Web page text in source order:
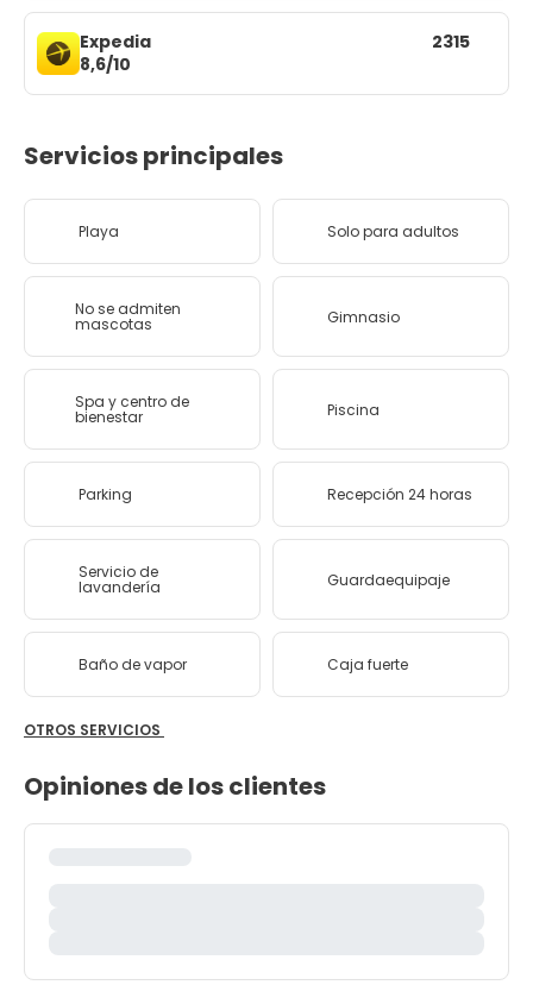
Expedia
8,6/10
2315
Servicios principales
Playa Solo para adultos
No se admiten
mascotas Gimnasio
Spa y centro de
bienestar Piscina
Parking Recepción 24 horas
Servicio de
lavandería Guardaequipaje
Baño de vapor Caja fuerte
OTROS SERVICIOS
Opiniones de los clientes